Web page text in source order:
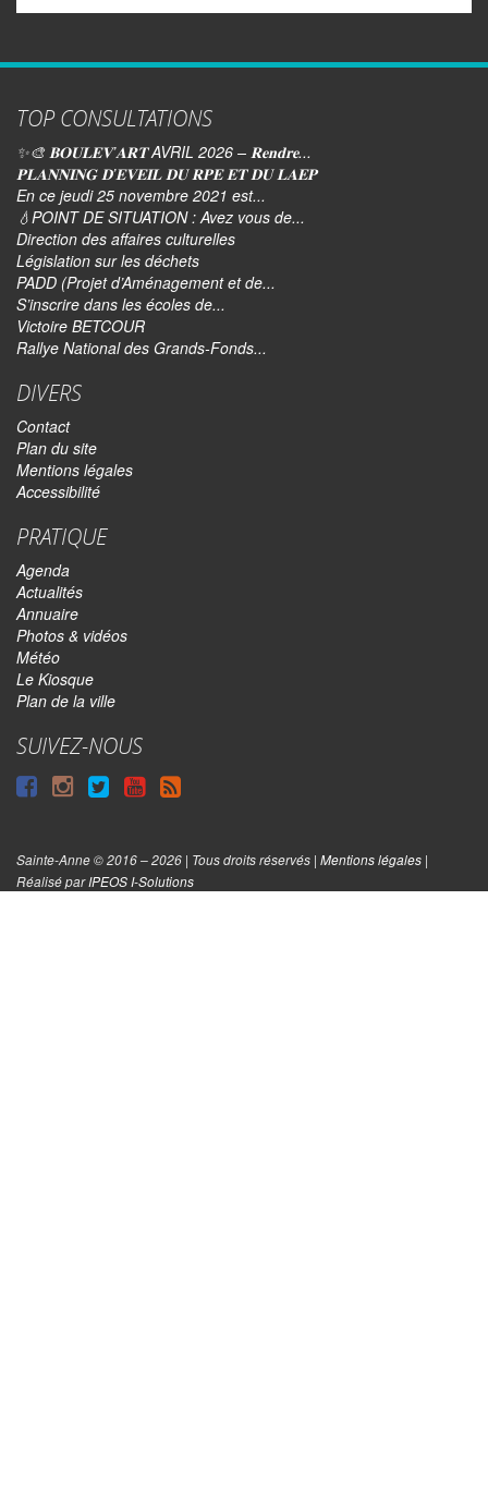
TOP CONSULTATIONS
✨🎨 𝐁𝐎𝐔𝐋𝐄𝐕’𝐀𝐑𝐓 AVRIL 2026 – 𝐑𝐞𝐧𝐝𝐫𝐞...
𝐏𝐋𝐀𝐍𝐍𝐈𝐍𝐆 𝐃’𝐄𝐕𝐄𝐈𝐋 𝐃𝐔 𝐑𝐏𝐄 𝐄𝐓 𝐃𝐔 𝐋𝐀𝐄𝐏
En ce jeudi 25 novembre 2021 est...
💧POINT DE SITUATION : Avez vous de...
Direction des affaires culturelles
Législation sur les déchets
PADD (Projet d’Aménagement et de...
S’inscrire dans les écoles de...
Victoire BETCOUR
Rallye National des Grands-Fonds...
DIVERS
Contact
Plan du site
Mentions légales
Accessibilité
PRATIQUE
Agenda
Actualités
Annuaire
Photos & vidéos
Météo
Le Kiosque
Plan de la ville
SUIVEZ-NOUS
Suivre
Facebook
Suivre
Instagram
Suivre
Twitter
Syndiquer
le
site
Sainte-Anne © 2016 – 2026 | Tous droits réservés | Mentions légales |
Réalisé parIPEOS I-Solutions|
Réinitialiser